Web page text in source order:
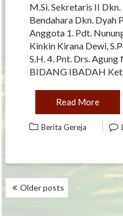
M.Si. Sekretaris II
Bendahara Dkn. Dyah
Anggota 1. Pdt.
Kinkin Kirana Dewi,
S.H. 4. Pnt. Drs.
BIDANG IBADAH
Read More
Berita Gereja
POSTS
NAVIGATION
Older posts